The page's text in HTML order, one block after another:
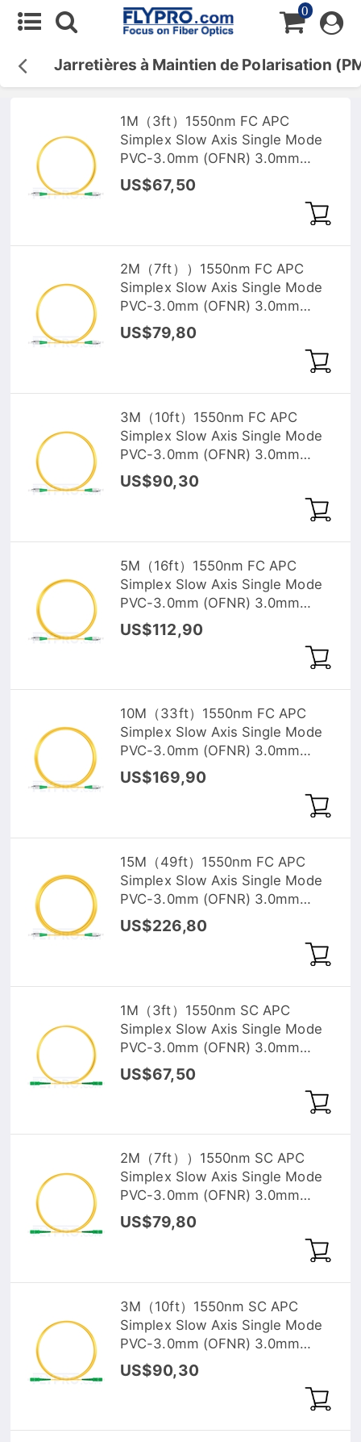
0
Jarretières à Maintien de Polarisation
1M（3ft）1550nm FC APC
Simplex Slow Axis Single Mode
PVC-3.0mm (OFNR) 3.0mm
Polarization Maintaining Fiber
Optic Patch Cable
US$67,50
2M（7ft））1550nm FC APC
Simplex Slow Axis Single Mode
PVC-3.0mm (OFNR) 3.0mm
Polarization Maintaining Fiber
Optic Patch Cable
US$79,80
3M（10ft）1550nm FC APC
Simplex Slow Axis Single Mode
PVC-3.0mm (OFNR) 3.0mm
Polarization Maintaining Fiber
Optic Patch Cable
US$90,30
5M（16ft）1550nm FC APC
Simplex Slow Axis Single Mode
PVC-3.0mm (OFNR) 3.0mm
Polarization Maintaining Fiber
Optic Patch Cable
US$112,90
10M（33ft）1550nm FC APC
Simplex Slow Axis Single Mode
PVC-3.0mm (OFNR) 3.0mm
Polarization Maintaining Fiber
Optic Patch Cable
US$169,90
15M（49ft）1550nm FC APC
Simplex Slow Axis Single Mode
PVC-3.0mm (OFNR) 3.0mm
Polarization Maintaining Fiber
Optic Patch Cable
US$226,80
1M（3ft）1550nm SC APC
Simplex Slow Axis Single Mode
PVC-3.0mm (OFNR) 3.0mm
Polarization Maintaining Fiber
Optic Patch Cable
US$67,50
2M（7ft））1550nm SC APC
Simplex Slow Axis Single Mode
PVC-3.0mm (OFNR) 3.0mm
Polarization Maintaining Fiber
Optic Patch Cable
US$79,80
3M（10ft）1550nm SC APC
Simplex Slow Axis Single Mode
PVC-3.0mm (OFNR) 3.0mm
Polarization Maintaining Fiber
Optic Patch Cable
US$90,30